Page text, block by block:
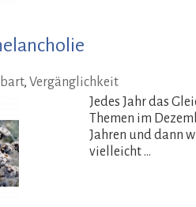
, Vergänglichkeit
Jedes Jahr das
Themen im
Jahren und dann
vielleicht …